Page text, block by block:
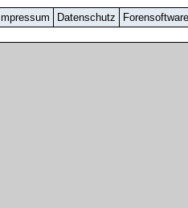
Impressum Datenschutz